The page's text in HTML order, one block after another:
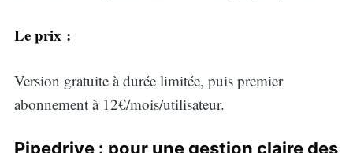
Le prix :
Version gratuite à durée limitée, puis premier
abonnement à 12€/mois/utilisateur.
Pipedrive : pour une gestion claire des